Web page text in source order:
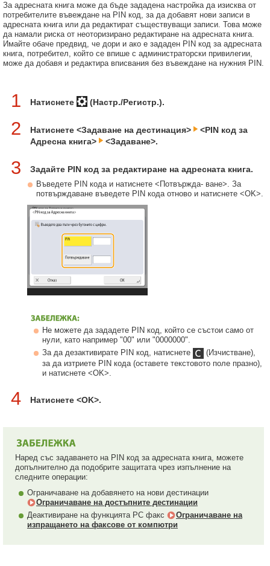
За адресната книга може да бъде зададена настройка да изисква от
потребителите въвеждане на PIN код, за да добавят нови записи в
адресната книга или да редактират съществуващи записи. Това може
да намали риска от неоторизирано редактиране на адресната книга.
Имайте обаче предвид, че дори и ако е зададен PIN код за адресната
книга, потребител, който се впише с администраторски привилегии,
може да добавя и редактира вписвания без въвеждане на нужния PIN.
1 Натиснете (Настр./Регистр.).
2 Натиснете <Задаване на дестинация>
<PIN код за
Адресна книга>
<Задаване>.
3 Задайте PIN код за редактиране на адресната книга.
Въведете PIN кода и натиснете <Потвържда- ване>. За
потвърждаване въведете PIN кода отново и натиснете <OK>.
Не можете да зададете PIN код, който се състои само от
нули, като например "00" или "0000000".
За да дезактивирате PIN код, натиснете
(Изчистване),
за да изтриете PIN кода (оставете текстовото поле празно),
и натиснете <OK>.
4 Натиснете <OK>.
Наред със задаването на PIN код за адресната книга, можете
допълнително да подобрите защитата чрез изпълнение на
следните операции:
Ограничаване на добавянето на нови дестинации
Ограничаване на достъпните дестинации
Деактивиране на функцията PC факс
Ограничаване на
изпращането на факсове от компютри